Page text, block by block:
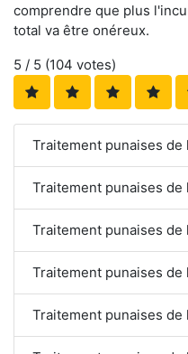
comprendre que plus
total va être onéreux.
5 / 5 (104 votes)
Traitement punaises de
Traitement punaises
Traitement punaises
Traitement punaises de
Traitement punaises